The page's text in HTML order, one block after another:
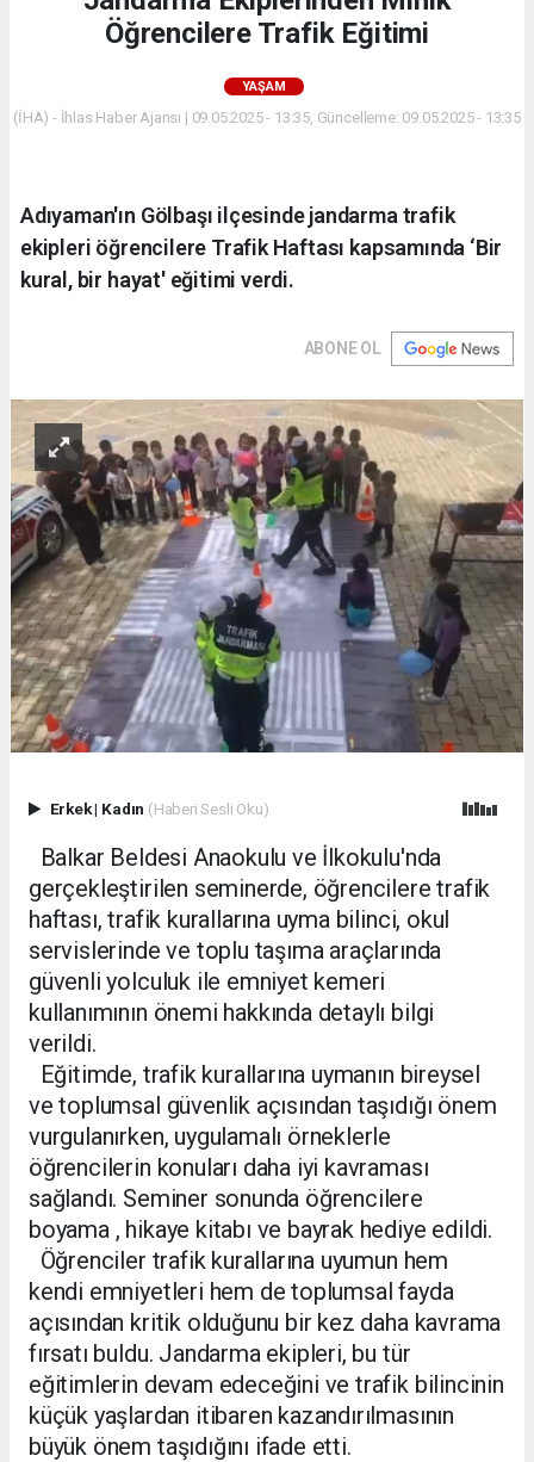
Öğrencilere Trafik Eğitimi
YAŞAM
(İHA) - İhlas Haber Ajansı | 09.05.2025 - 13:35, Güncelleme: 09.05.2025 - 13:35
Adıyaman'ın Gölbaşı ilçesinde jandarma trafik
ekipleri öğrencilere Trafik Haftası kapsamında ‘Bir
kural, bir hayat' eğitimi verdi.
ABONE OL
Erkek| Kadın (Haberi Sesli Oku)
Balkar Beldesi Anaokulu ve İlkokulu'nda
gerçekleştirilen seminerde, öğrencilere trafik
haftası, trafik kurallarına uyma bilinci, okul
servislerinde ve toplu taşıma araçlarında
güvenli yolculuk ile emniyet kemeri
kullanımının önemi hakkında detaylı bilgi
verildi.
Eğitimde, trafik kurallarına uymanın bireysel
ve toplumsal güvenlik açısından taşıdığı önem
vurgulanırken, uygulamalı örneklerle
öğrencilerin konuları daha iyi kavraması
sağlandı. Seminer sonunda öğrencilere
boyama , hikaye kitabı ve bayrak hediye edildi.
Öğrenciler trafik kurallarına uyumun hem
kendi emniyetleri hem de toplumsal fayda
açısından kritik olduğunu bir kez daha kavrama
fırsatı buldu. Jandarma ekipleri, bu tür
eğitimlerin devam edeceğini ve trafik bilincinin
küçük yaşlardan itibaren kazandırılmasının
büyük önem taşıdığını ifade etti.